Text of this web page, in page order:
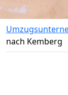
nach Kemberg